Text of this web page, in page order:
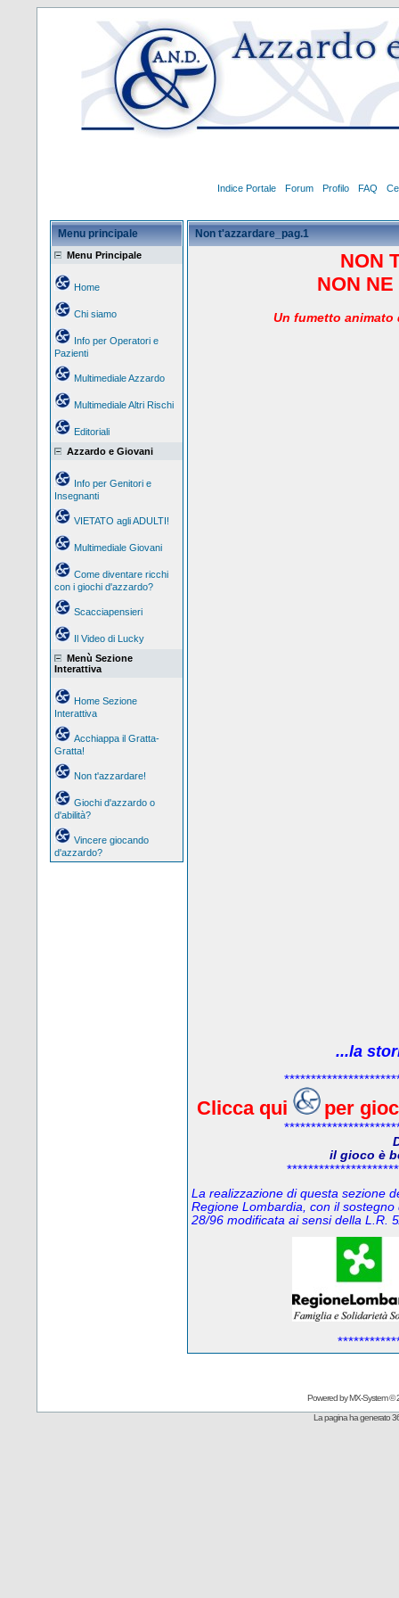
Indice Portale Forum Profilo FAQ
Menu principale
Menu Principale
Home
Chi siamo
Info per Operatori e
Pazienti
Multimediale Azzardo
Multimediale Altri Rischi
Editoriali
Azzardo e Giovani
Info per Genitori e
Insegnanti
VIETATO agli ADULTI!
Multimediale Giovani
Come diventare ricchi
con i giochi d'azzardo?
Scacciapensieri
Il Video di Lucky
Menù Sezione
Interattiva
Home Sezione
Interattiva
Acchiappa il Gratta-
Gratta!
Non t'azzardare!
Giochi d'azzardo o
d'abilità?
Vincere giocando
d'azzardo?
Non t'azzardare_pag.1
NON
NON
Un fumetto animato
...la
Clicca qui per
il gioco è
La realizzazione di questa sezione
Regione Lombardia, con il
28/96 modificata ai sensi della L.R.
Powered byMX-System©
La pagina ha generato